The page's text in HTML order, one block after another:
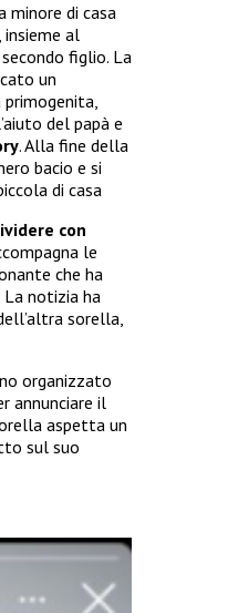
minore di casa
insieme al
figlio. La
un
primogenita,
del papà e
. Alla fine della
bacio e si
di casa
con
le
che ha
La notizia ha
sorella,
organizzato
annunciare il
aspetta un
sul suo